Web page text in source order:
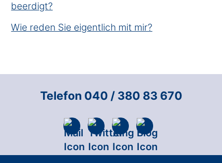
beerdigt?
Wie reden Sie eigentlich mit mir?
Telefon 040 / 380 83 670